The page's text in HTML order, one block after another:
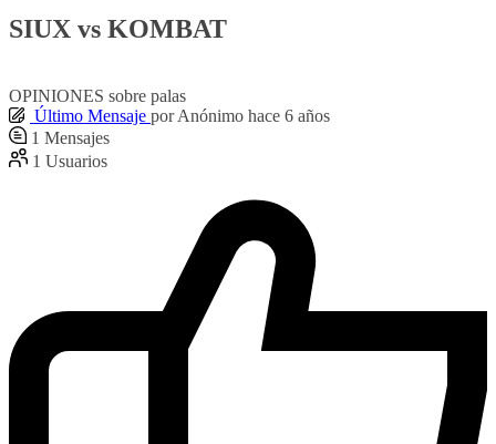
SIUX vs KOMBAT
OPINIONES sobre palas
Último Mensaje por Anónimo hace 6 años
1 Mensajes
1 Usuarios